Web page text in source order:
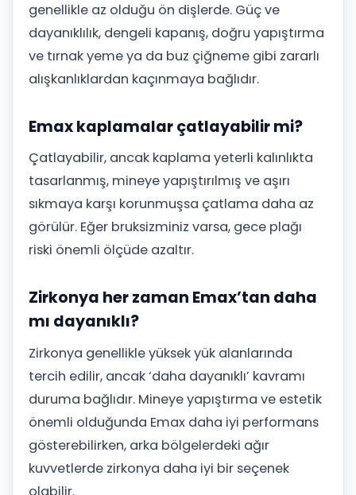
genellikle az olduğu ön dişlerde. Güç ve
dayanıklılık, dengeli kapanış, doğru yapıştırma
ve tırnak yeme ya da buz çiğneme gibi zararlı
alışkanlıklardan kaçınmaya bağlıdır.
Emax kaplamalar çatlayabilir mi?
Çatlayabilir, ancak kaplama yeterli kalınlıkta
tasarlanmış, mineye yapıştırılmış ve aşırı
sıkmaya karşı korunmuşsa çatlama daha az
görülür. Eğer bruksizminiz varsa, gece plağı
riski önemli ölçüde azaltır.
Zirkonya her zaman Emax’tan daha
mı dayanıklı?
Zirkonya genellikle yüksek yük alanlarında
tercih edilir, ancak ‘daha dayanıklı’ kavramı
duruma bağlıdır. Mineye yapıştırma ve estetik
önemli olduğunda Emax daha iyi performans
gösterebilirken, arka bölgelerdeki ağır
kuvvetlerde zirkonya daha iyi bir seçenek
olabilir.